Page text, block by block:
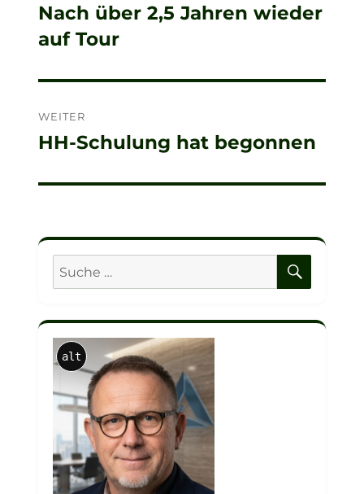
Vorheriger
Beitrag:
Nach über 2,5 Jahren wieder
auf Tour
WEITER
Nächster
HH-Schulung hat begonnen
Suche
nach:
alt